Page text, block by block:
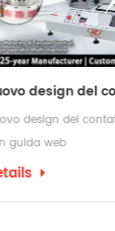
delle etichette